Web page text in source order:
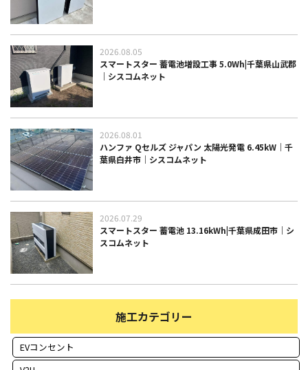
2026.08.05
スマートスター 蓄電池増設工事 5.0Wh|千葉県山武郡
｜シスコムネット
2026.08.01
ハンファ Qセルズ ジャパン 太陽光発電 6.45kW｜千
葉県白井市｜シスコムネット
2026.07.29
スマートスター 蓄電池 13.16kWh|千葉県成田市｜シ
スコムネット
施工カテゴリー
EVコンセント